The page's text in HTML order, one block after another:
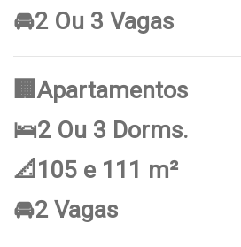
🚘2 Ou 3 Vagas
🏢Apartamentos
🛌2 Ou 3 Dorms.
📐105 e 111 m²
🚘2 Vagas